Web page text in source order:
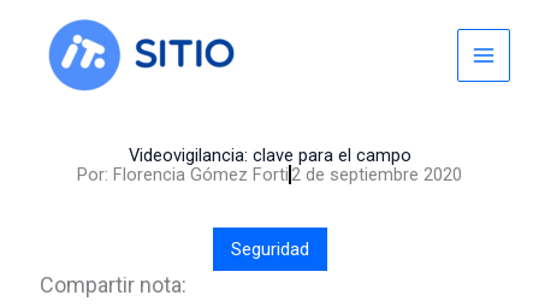
content
Videovigilancia: clave para el campo
Por: Florencia Gómez Forti2 de septiembre 2020
Seguridad
Compartir nota: